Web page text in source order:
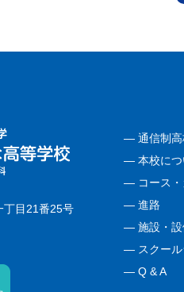
丁目21番25号
― 通信制
― 本校に
― コース
― 進路
― 施設・
― スクー
― Q & A